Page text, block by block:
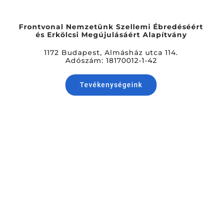
Frontvonal Nemzetünk Szellemi Ébredéséért
és Erkölcsi Megújulásáért Alapítvány
1172 Budapest, Almásház utca 114.
Adószám: 18170012-1-42
Tevékenységeink